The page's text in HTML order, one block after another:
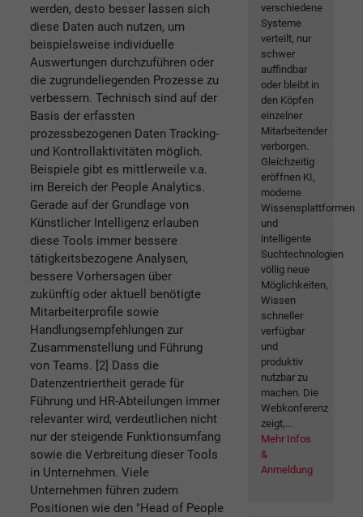
werden, desto besser lassen sich
diese Daten auch nutzen, um
beispielsweise individuelle
Auswertungen durchzuführen oder
die zugrundeliegenden Prozesse zu
verbessern. Technisch sind auf der
Basis der erfassten
prozessbezogenen Daten Tracking-
und Kontrollaktivitäten möglich.
Beispiele gibt es mittlerweile v.a.
im Bereich der People Analytics.
Gerade auf der Grundlage von
Künstlicher Intelligenz erlauben
diese Tools immer bessere
tätigkeitsbezogene Analysen,
bessere Vorhersagen über
zukünftig oder aktuell benötigte
Mitarbeiterprofile sowie
Handlungsempfehlungen zur
Zusammenstellung und Führung
von Teams. [2] Dass die
Datenzentriertheit gerade für
Führung und HR-Abteilungen immer
relevanter wird, verdeutlichen nicht
nur der steigende Funktionsumfang
sowie die Verbreitung dieser Tools
in Unternehmen. Viele
Unternehmen führen zudem
Positionen wie den "Head of People
verschiedene
Systeme
verteilt, nur
schwer
auffindbar
oder bleibt in
den Köpfen
einzelner
Mitarbeitender
verborgen.
Gleichzeitig
eröffnen KI,
moderne
Wissensplattformen
und
intelligente
Suchtechnologien
völlig neue
Möglichkeiten,
Wissen
schneller
verfügbar
und
produktiv
nutzbar zu
machen. Die
Webkonferenz
zeigt,...
Mehr Infos
&
Anmeldung